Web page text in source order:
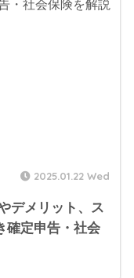
2025.01.22 Wed
デメリット、ス
確定申告・社会